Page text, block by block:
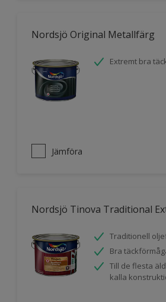
Nordsjö Original Metallfärg
Extremt bra
Jämföra
Nordsjö Tinova Traditional
Traditionell
Bra
Till de flesta
kalla